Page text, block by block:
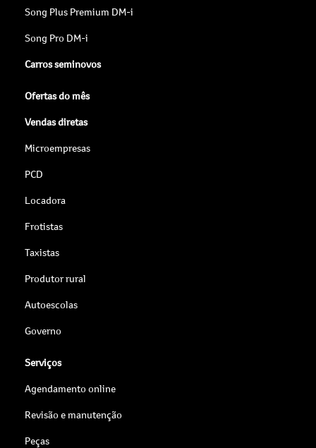
Song Plus Premium DM-i
Song Pro DM-i
Carros seminovos
Ofertas do mês
Vendas diretas
Microempresas
PCD
Locadora
Frotistas
Taxistas
Produtor rural
Autoescolas
Governo
Serviços
Agendamento online
Revisão e manutenção
Peças